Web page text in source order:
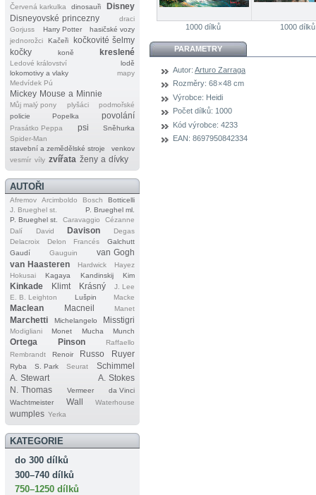
Červená karkulka
dinosauři
Disney
Disneyovské princezny
draci
Gorjuss
Harry Potter
hasičské vozy
jednorožci
Kačeři
kočkovité šelmy
kočky
koně kreslené
Ledové království
lodě
lokomotivy a vlaky
mapy
Medvídek Pú
Mickey Mouse a Minnie
Můj malý pony plyšáci
podmořské
policie
Popelka povolání
Prasátko Peppa psi
Sněhurka
Spider‐Man
stavební a zemědělské stroje
venkov
vesmír víly zvířata ženy a dívky
AUTOŘI
Afremov Arcimboldo Bosch
Botticelli
J. Brueghel st.
P. Brueghel ml.
P. Brueghel st.
Caravaggio
Cézanne
Dalí
David Davison
Degas
Delacroix
Delon Francés
Galchutt
Gaudí
Gauguin
van Gogh
van Haasteren
Hardwick
Hayez
Hokusai
Kagaya Kandinskij Kim
Kinkade Klimt Krásný
J. Lee
E. B. Leighton
Lušpin Macke
Maclean Macneil Manet
Marchetti Michelangelo Misstigri
Modigliani Monet Mucha Munch
Ortega Pinson
Raffaello
Rembrandt
Renoir Russo Ruyer
Ryba S. Park Seurat
Schimmel
A. Stewart
A. Stokes
N. Thomas
Vermeer
da Vinci
Wachtmeister
Wall Waterhouse
wumples Yerka
KATEGORIE
do 300 dílků
300–740 dílků
750–1250 dílků
1000 dílků 1000 dílků
PARAMETRY
Autor: Arturo Zarraga
Rozměry: 68 × 48 cm
Výrobce: Heidi
Počet dílků: 1000
Kód výrobce: 4233
EAN: 8697950842334